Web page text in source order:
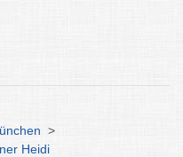
>
Heidi